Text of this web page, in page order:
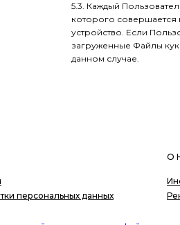
5.3. Каждый
которого совершается
устройство. Если
загруженные Файлы
данном случае.
О
персональных данных